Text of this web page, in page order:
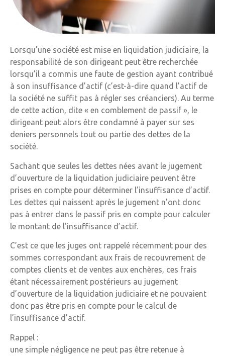
Lorsqu’une société est mise en liquidation judiciaire, la
responsabilité de son dirigeant peut être recherchée
lorsqu’il a commis une faute de gestion ayant contribué
à son insuffisance d’actif (c’est-à-dire quand l’actif de
la société ne suffit pas à régler ses créanciers). Au terme
de cette action, dite « en comblement de passif », le
dirigeant peut alors être condamné à payer sur ses
deniers personnels tout ou partie des dettes de la
société.
Sachant que seules les dettes nées avant le jugement
d’ouverture de la liquidation judiciaire peuvent être
prises en compte pour déterminer l’insuffisance d’actif.
Les dettes qui naissent après le jugement n’ont donc
pas à entrer dans le passif pris en compte pour calculer
le montant de l’insuffisance d’actif.
C’est ce que les juges ont rappelé récemment pour des
sommes correspondant aux frais de recouvrement de
comptes clients et de ventes aux enchères, ces frais
étant nécessairement postérieurs au jugement
d’ouverture de la liquidation judiciaire et ne pouvaient
donc pas être pris en compte pour le calcul de
l’insuffisance d’actif.
Rappel :
une simple négligence ne peut pas être retenue à